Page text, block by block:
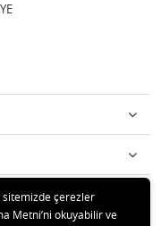
çerezler
Metni’ni okuyabilir ve